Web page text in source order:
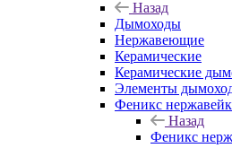
Назад
Дымоходы
Нержавеющие
Керамические
Керамические
Элементы
Феникс
Назад
Феникс